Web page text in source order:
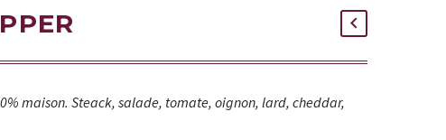
maison. Steack, salade, tomate, oignon, lard, cheddar,